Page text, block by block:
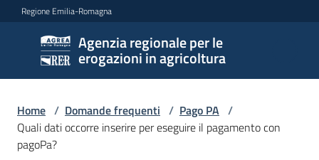
Vai al contenuto
Vai alla navigazione
Vai al footer
Regione Emilia-Romagna
Agenzia regionale per le
erogazioni in agricoltura
Agenzia
regionale
per le
erogazioni
in
agricoltura
Home / Domande frequenti / Pago PA /
Quali dati occorre inserire per eseguire il pagamento con
pagoPa?